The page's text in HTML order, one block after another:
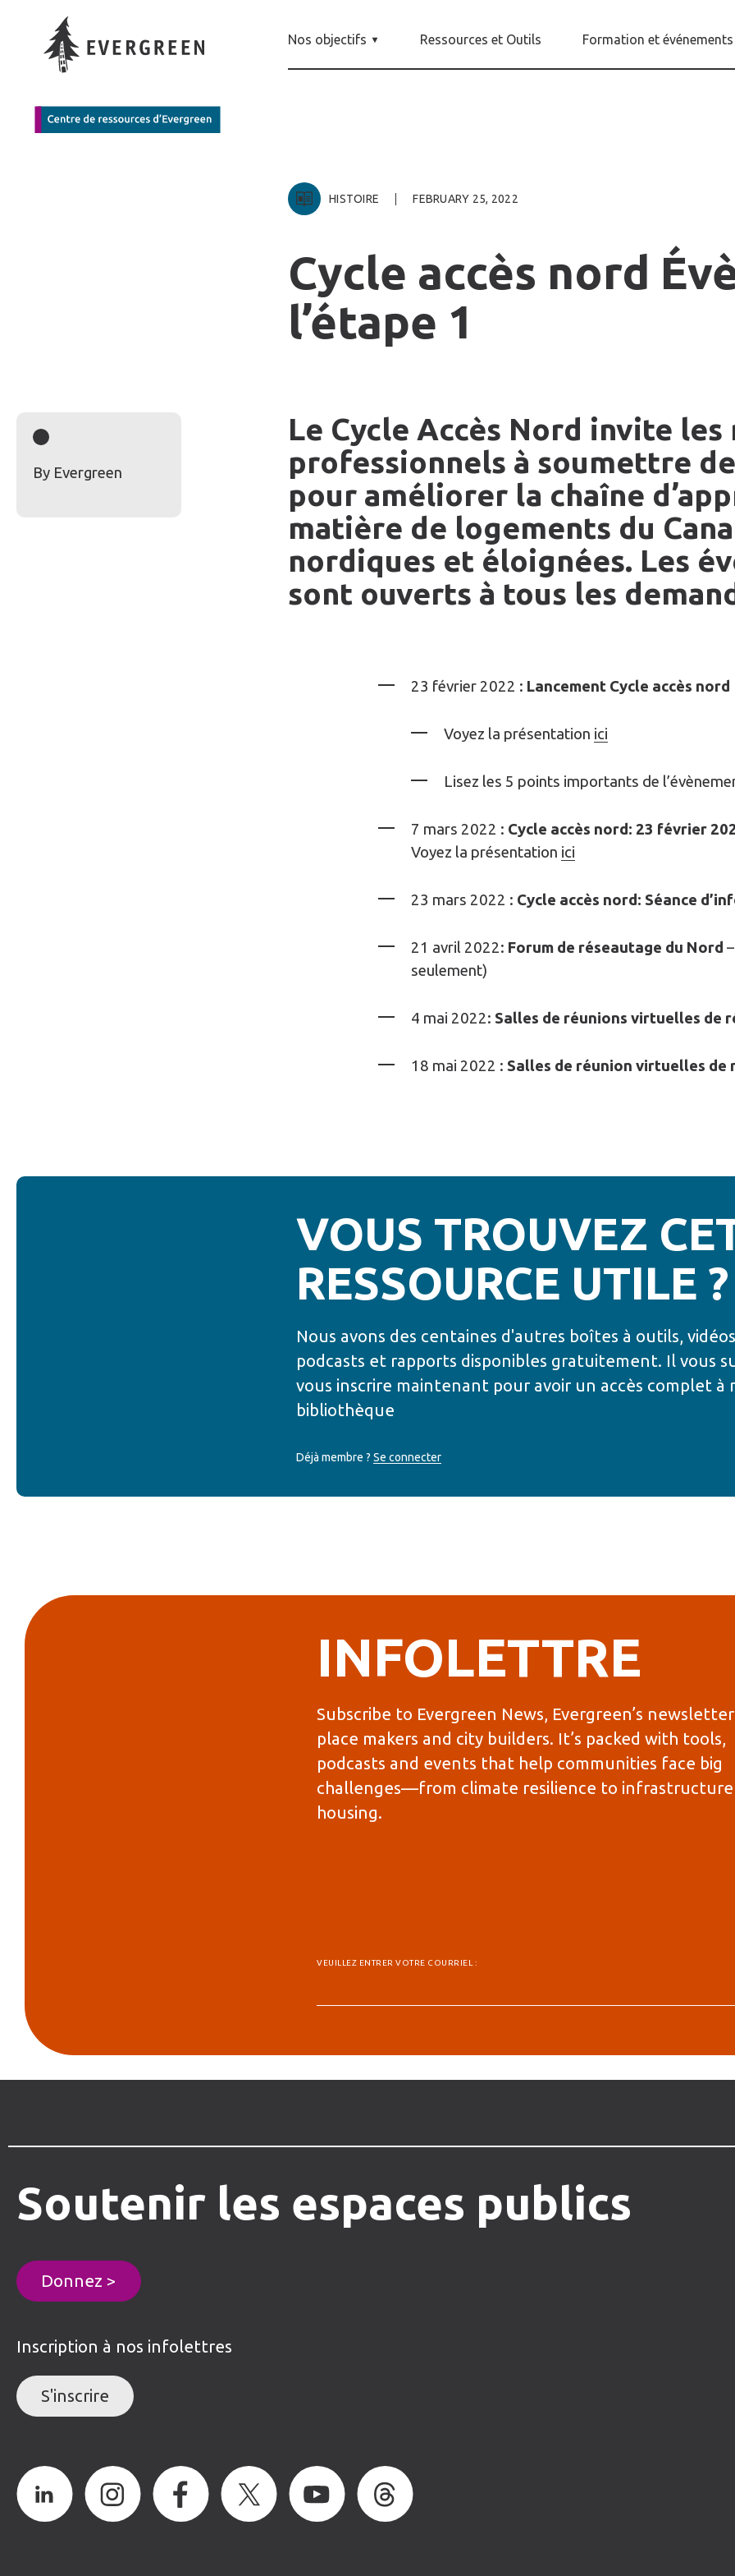
Nos objectifs Ressources et Outils Formation et événements
HISTOIRE FEBRUARY 25, 2022
Cycle accès nord
l’étape 1
By Evergreen
Le Cycle Accès Nord invite
professionnels à soumettre
pour améliorer la chaîne
matière de logements du
nordiques et éloignées. Les
sont ouverts à tous les
23 février 2022 : Lancement Cycle accès nord
Voyez la présentation ici
Lisez les 5 points importants de
7 mars 2022 : Cycle accès nord: 23 février
Voyez la présentation ici
23 mars 2022 : Cycle accès nord: Séance
21 avril 2022: Forum de réseautage du Nord
seulement)
4 mai 2022: Salles de réunions virtuelles de
18 mai 2022 : Salles de réunion virtuelles de
VOUS TROUVEZ
RESSOURCE UTILE ?
Nous avons des centaines d'autres boîtes à outils,
podcasts et rapports disponibles gratuitement. Il vous
vous inscrire maintenant pour avoir un accès complet à
bibliothèque
Déjà membre ? Se connecter
INFOLETTRE
Subscribe to Evergreen News, Evergreen’s
place makers and city builders. It’s packed with tools,
podcasts and events that help communities face big
challenges—from climate resilience to infrastructure
housing.
VEUILLEZ ENTRER VOTRE COURRIEL :
Soutenir les espaces publics
Donnez >
Inscription à nos infolettres
S'inscrire